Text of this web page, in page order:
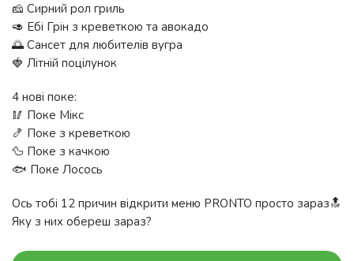
🧀 Сирний рол гриль
🥑 Ебі Грін з креветкою та авокадо
🌅 Сансет для любителів вугра
🍓 Літній поцілунок
4 нові поке:
🥢 Поке Мікс
🍤 Поке з креветкою
🦆 Поке з качкою
🐟 Поке Лосось
Ось тобі 12 причин відкрити меню PRONTO просто зараз🔝
Яку з них обереш зараз?